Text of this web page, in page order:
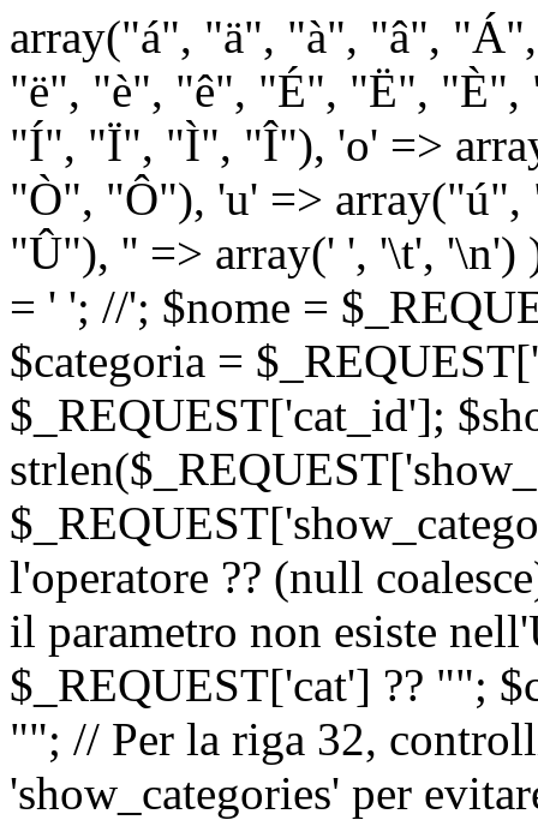
array("á", "ä", "à", "â",
"ë", "è", "ê", "É", "Ë",
"Í", "Ï", "Ì", "Î"), 'o' =>
"Ò", "Ô"), 'u' =>
"Û"), '' => array(' ', '\t',
= ' '; //'; $nome =
$categoria =
$_REQUEST['cat_id'];
l'operatore ?? (null
il parametro non esiste
$_REQUEST['cat'] ?? "";
""; // Per la riga 32,
'show_categories' per